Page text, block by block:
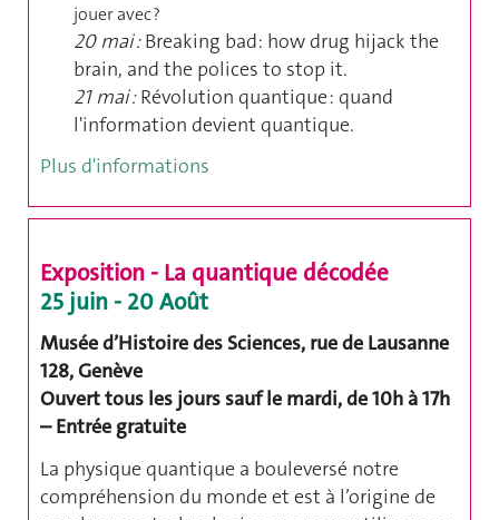
jouer avec ?
20 mai :Breaking bad: how drug hijack the
brain, and the polices to stop it.
21 mai :Révolution quantique : quand
l'information devient quantique.
Plus d'informations
Exposition - La quantique décodée
25 juin - 20 Août
Musée d’Histoire des Sciences, rue de Lausanne
128, Genève
Ouvert tous les jours sauf le mardi, de 10h à 17h
– Entrée gratuite
La physique quantique a bouleversé notre
compréhension du monde et est à l’origine de